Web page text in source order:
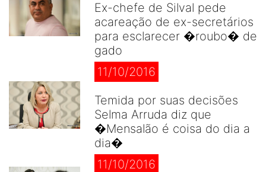
Ex-chefe de Silval pede
acareação de ex-secretários
para esclarecer �roubo� de
gado
11/10/2016
Temida por suas decisões
Selma Arruda diz que
�Mensalão é coisa do dia a
dia�
11/10/2016